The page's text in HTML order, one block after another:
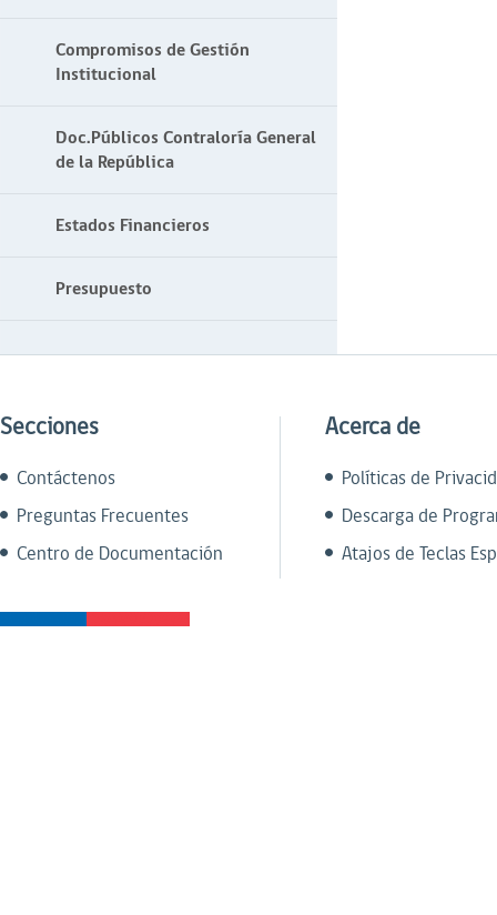
Compromisos de Gestión
Institucional
Doc.Públicos Contraloría General
de la República
Estados Financieros
Presupuesto
Secciones
Contáctenos
Preguntas Frecuentes
Centro de Documentación
Acerca de
Políticas de
Descarga de
Atajos de Teclas